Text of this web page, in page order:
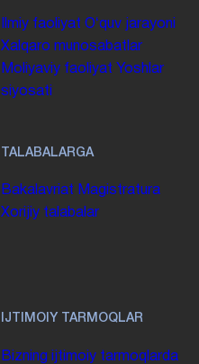
Ilmiy faoliyat Oʻquv jarayoni
Xalqaro munosabatlar
Moliyaviy faoliyat Yoshlar
siyosati
TALABALARGA
Bakalavriat Magistratura
Xorijiy talabalar
IJTIMOIY TARMOQLAR
Bizning ijtimoiy tarmoqlarda